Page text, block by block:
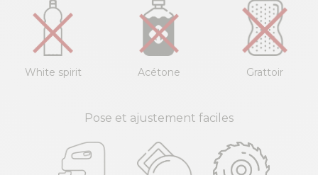
White spirit Acétone Grattoir
Pose et ajustement faciles